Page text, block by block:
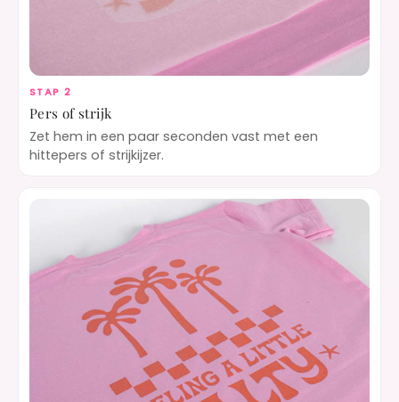
STAP 2
Pers of strijk
Zet hem in een paar seconden vast met een
hittepers of strijkijzer.